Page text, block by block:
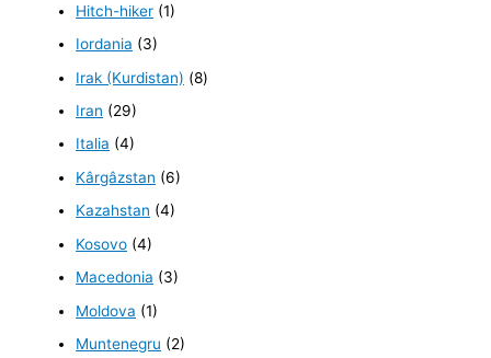
Hitch-hiker (1)
Iordania (3)
Irak (Kurdistan) (8)
Iran (29)
Italia (4)
Kârgâzstan (6)
Kazahstan (4)
Kosovo (4)
Macedonia (3)
Moldova (1)
Muntenegru (2)